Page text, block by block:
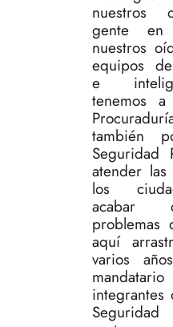
nuestros
gente en
nuestros
equipos
e
tenemos
también
Seguridad
atender
los
acabar
problemas
aquí
varios
integrantes